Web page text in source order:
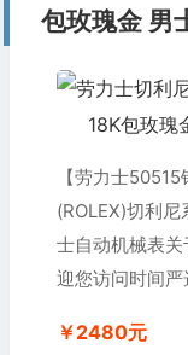
包玫瑰金 男
【劳力士
(ROLEX)切利
士自动机械表
迎您访问时间严
￥2480元